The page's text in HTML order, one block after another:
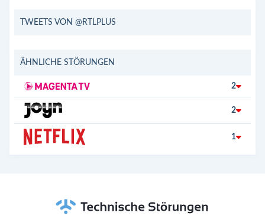
TWEETS VON @RTLPLUS
ÄHNLICHE STÖRUNGEN
2
2
1